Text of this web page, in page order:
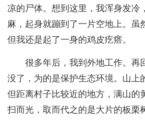
凉的尸体。想到这里，我浑身发冷
麻，起身就蹦到了一片空地上。虽
但我还是起了一身的鸡皮疙瘩。
很多年后，我到外地工作。再
没了，为的是保护生态环境。山上
但距离村子比较近的地方，满山的
扫而光，取而代之的是大片的板栗